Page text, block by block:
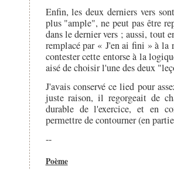
Enfin, les deux derniers vers
plus "ample", ne peut pas être
dans le dernier vers ; aussi, tout
remplacé par « J'en ai fini » à la
contester cette entorse à la
aisé de choisir l'une des deux
J'avais conservé ce lied pour
juste raison, il regorgeait de
durable de l'exercice, et en
permettre de contourner (en
--
Poème